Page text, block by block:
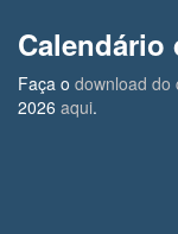
Calendário
Faça o download do
2026 aqui.